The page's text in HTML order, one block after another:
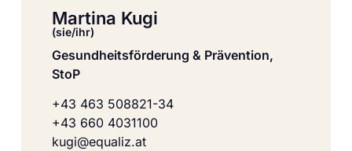
Martina Kugi
(sie/ihr)
Gesundheitsförderung & Prävention,
StoP
+43 463 508821-34
+43 660 4031100
kugi@equaliz.at